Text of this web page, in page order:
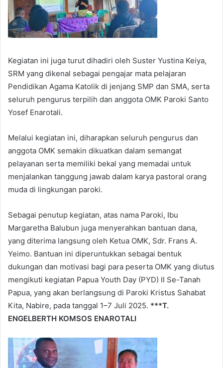
Kegiatan ini juga turut dihadiri oleh Suster Yustina Keiya,
SRM yang dikenal sebagai pengajar mata pelajaran
Pendidikan Agama Katolik di jenjang SMP dan SMA, serta
seluruh pengurus terpilih dan anggota OMK Paroki Santo
Yosef Enarotali.
Melalui kegiatan ini, diharapkan seluruh pengurus dan
anggota OMK semakin dikuatkan dalam semangat
pelayanan serta memiliki bekal yang memadai untuk
menjalankan tanggung jawab dalam karya pastoral orang
muda di lingkungan paroki.
Sebagai penutup kegiatan, atas nama Paroki, Ibu
Margaretha Balubun juga menyerahkan bantuan dana,
yang diterima langsung oleh Ketua OMK, Sdr. Frans A.
Yeimo. Bantuan ini diperuntukkan sebagai bentuk
dukungan dan motivasi bagi para peserta OMK yang diutus
mengikuti kegiatan Papua Youth Day (PYD) II Se-Tanah
Papua, yang akan berlangsung di Paroki Kristus Sahabat
Kita, Nabire, pada tanggal 1–7 Juli 2025. ***T.
ENGELBERTH KOMSOS ENAROTALI